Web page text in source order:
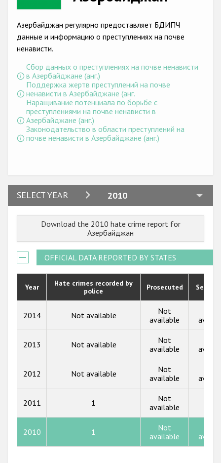
Anti-Roma hate crime
Anti-Muslim hate crime
Anti-Christian hate crime
Other hate crime based on religion or belief
Gender-based hate crime
Anti-LGBTI hate crime
Проекты БДИПЧ
Организации гражданского общества
Государства-участники
Азербайджан регулярно предоставляет БДИПЧ
данные и информацию о преступлениях на почве
ненависти.
Сбор данных о преступлениях на почве ненависти
в Азербайджане (анг.)
Поддержка жертв преступлений на почве
ненависти в Азербайджане (анг.
Наращивание потенциала по борьбе с
преступлениями на почве ненависти в
Азербайджане (анг.)
Законодательство в области преступлений на
почве ненависти в Азербайджане (анг.)
SELECT YEAR 2010
2024
2022
2021
2020
2019
2018
2017
2014
2013
Download the 2010 hate crime report for
Азербайджан
OFFICIAL DATA REPORTED BY STATES
Year
Hate crimes recorded by
police
Prosecuted
2014 Not available
Not
available
2013 Not available
Not
available
2012 Not available
Not
available
2011 1
Not
available
2010 1
Not
available